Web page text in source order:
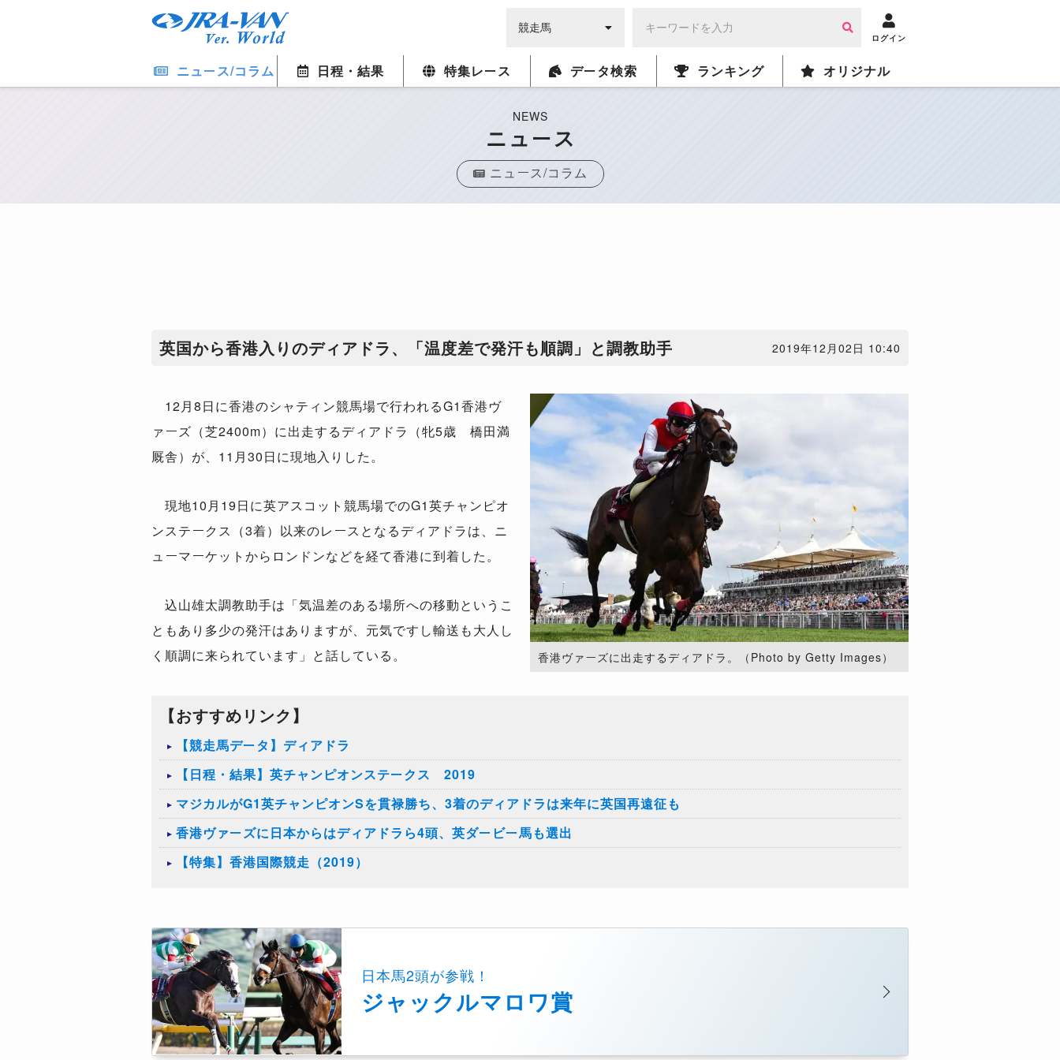
ログイン
ニュース/コラム 日程・結果 特集レース データ検索 ランキング オリジナル
NEWS
ニュース
ニュース/コラム
英国から香港入りのディアドラ、「温度差で発汗も順調」と調教助手 2019年12月02日 10:40
香港ヴァーズに出走するディアドラ。（Photo by Getty Images）
12月8日に香港のシャティン競馬場で行われるG1香港ヴ
ァーズ（芝2400m）に出走するディアドラ（牝5歳 橋田満
厩舎）が、11月30日に現地入りした。
現地10月19日に英アスコット競馬場でのG1英チャンピオ
ンステークス（3着）以来のレースとなるディアドラは、ニ
ューマーケットからロンドンなどを経て香港に到着した。
込山雄太調教助手は「気温差のある場所への移動というこ
ともあり多少の発汗はありますが、元気ですし輸送も大人し
く順調に来られています」と話している。
【おすすめリンク】
【競走馬データ】ディアドラ
【日程・結果】英チャンピオンステークス 2019
マジカルがG1英チャンピオンSを貫禄勝ち、3着のディアドラは来年に英国再遠征も
香港ヴァーズに日本からはディアドラら4頭、英ダービー馬も選出
【特集】香港国際競走（2019）
日本馬2頭が参戦！
ジャックルマロワ賞